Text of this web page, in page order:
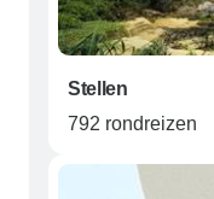
Stellen
792 rondreizen